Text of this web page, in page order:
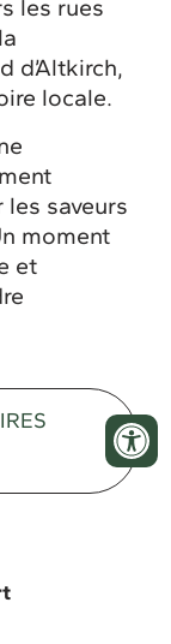
les rues
d’Altkirch,
locale.
saveurs
moment
et